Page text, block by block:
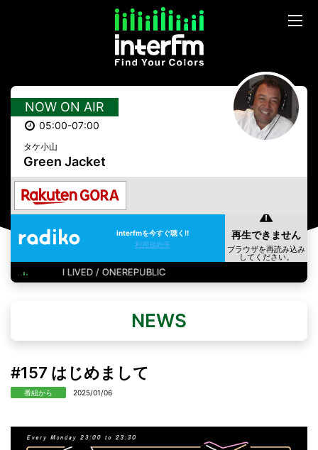
NOW ON AIR
05:00-07:00
タケ小山
Green Jacket
interfmを今すぐ聴く!!
利用規約等
I LIVED / ONEREPUBLIC
NEWS
#157 はじめまして
番組から 2025/01/06